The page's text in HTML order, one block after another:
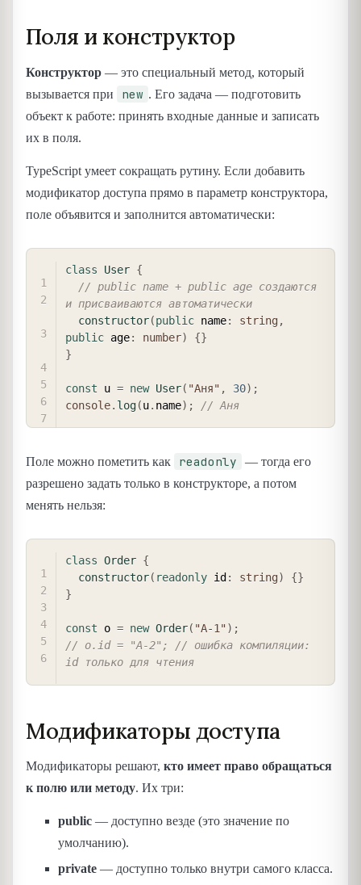
Поля и конструктор
Конструктор — это специальный метод, который
вызывается при
new . Его задача — подготовить
объект к работе: принять входные данные и записать
их в поля.
TypeScript умеет сокращать рутину. Если добавить
модификатор доступа прямо в параметр конструктора,
поле объявится и заполнится автоматически:
class User {
// public name + public age создаются
и присваиваются автоматически
constructor(public name: string ,
public age: number) {}
}
const u = new User( "Аня" , 30) ;
console. log(u. name) ; // Аня
Поле можно пометить как readonly
— тогда его
разрешено задать только в конструкторе, а потом
менять нельзя:
class Order {
constructor( readonly id : string) {}
}
const o = new Order( "A-1") ;
// o.id = "A-2"; // ошибка компиляции:
id только для чтения
Модификаторы доступа
Модификаторы решают, кто имеет право обращаться
к полю или методу. Их три:
public — доступно везде (это значение по
умолчанию).
private — доступно только внутри самого класса.